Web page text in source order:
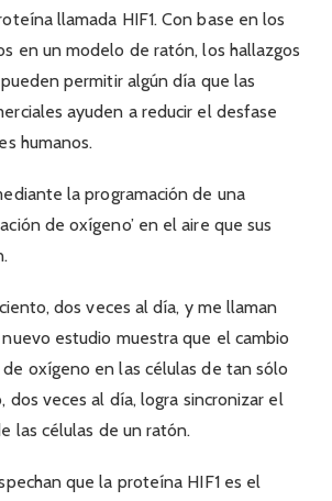
llamada HIF1. Con base en los
en un modelo de ratón, los hallazgos
permitir algún día que las
ayuden a reducir el desfase
humanos.
la programación de una
de oxígeno’ en el aire que sus
dos veces al día, y me llaman
estudio muestra que el cambio
oxígeno en las células de tan sólo
dos veces al día, logra sincronizar el
las células de un ratón.
que la proteína HIF1 es el